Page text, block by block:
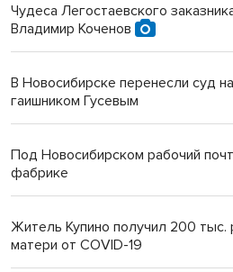
Чудеса Легостаевского
Владимир Коченов
В Новосибирске перенесли суд
гаишником Гусевым
Под Новосибирском рабочий
фабрике
Житель Купино получил 200 тыс.
матери от COVID-19